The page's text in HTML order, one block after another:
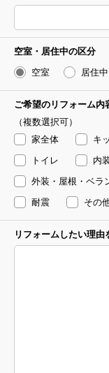
空室・居住中の区分
空室
居住中
ご希望の リフォーム内
（複数選択可）
家全体
キ
トイレ
内
外装・屋根・ベラ
耐震
その
リフォームしたい理由